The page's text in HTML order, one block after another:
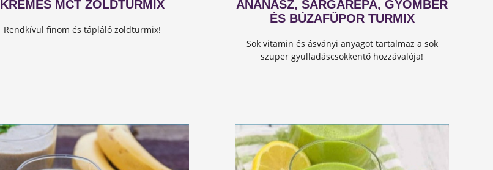
KRÉMES MCT ZÖLDTURMIX
Rendkívül finom és tápláló zöldturmix!
ANANÁSZ, SÁRGARÉPA, GYÖMBÉR
ÉS BÚZAFŰPOR TURMIX
Sok vitamin és ásványi anyagot tartalmaz a sok
szuper gyulladáscsökkentő hozzávalója!